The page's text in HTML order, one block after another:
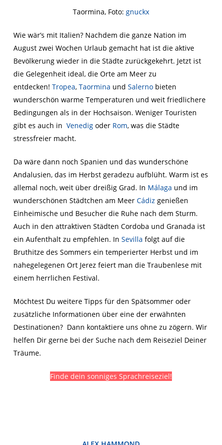
Taormina, Foto: gnuckx
Wie wär’s mit Italien? Nachdem die ganze Nation im
August zwei Wochen Urlaub gemacht hat ist die aktive
Bevölkerung wieder in die Städte zurückgekehrt. Jetzt ist
die Gelegenheit ideal, die Orte am Meer zu
entdecken! Tropea, Taormina und Salernobieten
wunderschön warme Temperaturen und weit friedlichere
Bedingungen als in der Hochsaison. Weniger Touristen
gibt es auch in Venedigoder Rom, was die Städte
stressfreier macht.
Da wäre dann noch Spanien und das wunderschöne
Andalusien, das im Herbst geradezu aufblüht. Warm ist es
allemal noch, weit über dreißig Grad. In Málaga und im
wunderschönen Städtchen am Meer Cádiz genießen
Einheimische und Besucher die Ruhe nach dem Sturm.
Auch in den attraktiven Städten Cordoba und Granada ist
ein Aufenthalt zu empfehlen. In Sevilla folgt auf die
Bruthitze des Sommers ein temperierter Herbst und im
nahegelegenen Ort Jerez feiert man die Traubenlese mit
einem herrlichen Festival.
Möchtest Du weitere Tipps für den Spätsommer oder
zusätzliche Informationen über eine der erwähnten
Destinationen? Dann kontaktiere uns ohne zu zögern. Wir
helfen Dir gerne bei der Suche nach dem Reiseziel Deiner
Träume.
Finde dein sonniges Sprachreiseziel!